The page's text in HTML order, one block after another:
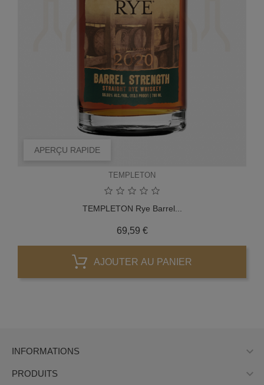
APERÇU RAPIDE
TEMPLETON
TEMPLETON Rye Barrel...
69,59 €Prix
AJOUTER AU PANIER
INFORMATIONS 
PRODUITS 